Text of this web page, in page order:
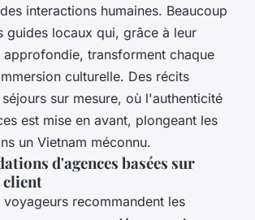
interactions humaines. Beaucoup
guides locaux qui, grâce à leur
approfondie, transforment chaque
culturelle. Des récits
sur mesure, où l'authenticité
est mise en avant, plongeant les
un Vietnam méconnu.
d'agences basées sur
client
recommandent les